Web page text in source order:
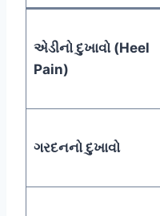
એડીનો દુખાવો (Heel
Pain)
ગરદનનો દુખાવો